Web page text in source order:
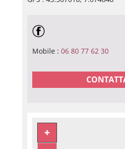
Mobile : 06 80 77 62 30